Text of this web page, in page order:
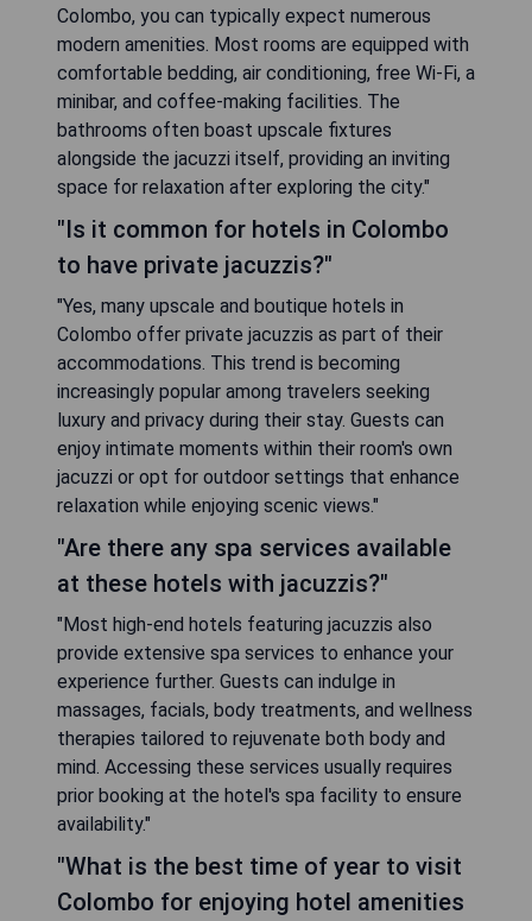
Colombo, you can typically expect numerous
modern amenities. Most rooms are equipped with
comfortable bedding, air conditioning, free Wi-Fi, a
minibar, and coffee-making facilities. The
bathrooms often boast upscale fixtures
alongside the jacuzzi itself, providing an inviting
space for relaxation after exploring the city."
"Is it common for hotels in Colombo
to have private jacuzzis?"
"Yes, many upscale and boutique hotels in
Colombo offer private jacuzzis as part of their
accommodations. This trend is becoming
increasingly popular among travelers seeking
luxury and privacy during their stay. Guests can
enjoy intimate moments within their room's own
jacuzzi or opt for outdoor settings that enhance
relaxation while enjoying scenic views."
"Are there any spa services available
at these hotels with jacuzzis?"
"Most high-end hotels featuring jacuzzis also
provide extensive spa services to enhance your
experience further. Guests can indulge in
massages, facials, body treatments, and wellness
therapies tailored to rejuvenate both body and
mind. Accessing these services usually requires
prior booking at the hotel's spa facility to ensure
availability."
"What is the best time of year to visit
Colombo for enjoying hotel amenities